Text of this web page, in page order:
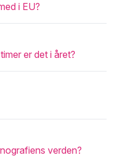
i EU?
er det i året?
verden?